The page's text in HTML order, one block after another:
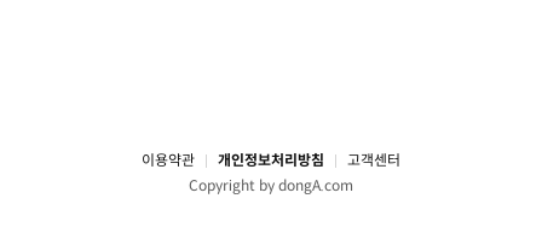
이용약관 개인정보처리방침
고객센터
Copyright by dongA.com